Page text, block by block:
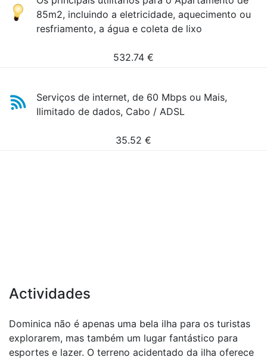
85m2, incluindo a eletricidade, aquecimento ou
resfriamento, a água e coleta de lixo
532.74 €
Serviços de internet, de 60 Mbps ou Mais,
Ilimitado de dados, Cabo / ADSL
35.52 €
Actividades
Dominica não é apenas uma bela ilha para os turistas
explorarem, mas também um lugar fantástico para
esportes e lazer. O terreno acidentado da ilha oferece